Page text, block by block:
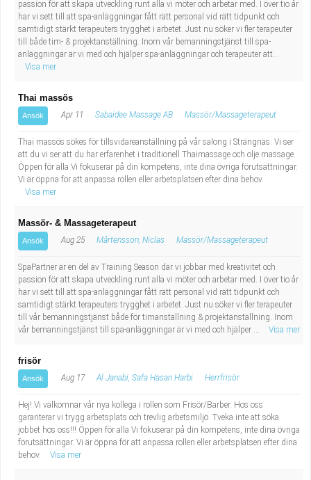
passion för att skapa utveckling runt alla vi möter och arbetar med. I över tio år
har vi sett till att spa-anläggningar fått rätt personal vid rätt tidpunkt och
samtidigt stärkt terapeuters trygghet i arbetet. Just nu söker vi fler terapeuter
till både tim- & projektanställning. Inom vår bemanningstjänst till spa-
anläggningar är vi med och hjälper spa-anläggningar och terapeuter att...
Visa mer
Thai massös
Ansök Apr 11 Sabaidee Massage AB Massör/Massageterapeut
Thai massös sökes för tillsvidareanställning på vår salong i Strängnäs. Vi ser
att du vi ser att du har erfarenhet i traditionell Thaimassage och olje massage.
Öppen för alla Vi fokuserar på din kompetens, inte dina övriga förutsättningar.
Vi är öppna för att anpassa rollen eller arbetsplatsen efter dina behov.
Visa mer
Massör- & Massageterapeut
Ansök Aug 25 Mårtensson, Niclas Massör/Massageterapeut
SpaPartner är en del av Training Season där vi jobbar med kreativitet och
passion för att skapa utveckling runt alla vi möter och arbetar med. I över tio år
har vi sett till att spa-anläggningar fått rätt personal vid rätt tidpunkt och
samtidigt stärkt terapeuters trygghet i arbetet. Just nu söker vi fler terapeuter
till vår bemanningstjänst både för timanställning & projektanställning. Inom
vår bemanningstjänst till spa-anläggningar är vi med och hjälper ...
Visa mer
frisör
Ansök Aug 17 Al Janabi, Safa Hasan Harbi Herrfrisör
Hej! Vi välkomnar vår nya kollega i rollen som Frisör/Barber. Hos oss
garanterar vi trygg arbetsplats och trevlig arbetsmiljö. Tveka inte att söka
jobbet hos oss!!! Öppen för alla Vi fokuserar på din kompetens, inte dina övriga
förutsättningar. Vi är öppna för att anpassa rollen eller arbetsplatsen efter dina
behov.
Visa mer